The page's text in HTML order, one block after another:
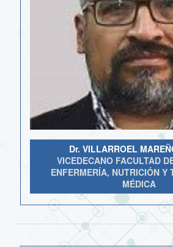
Dr. VILLARROEL
VICEDECANO FACULTAD
ENFERMERÍA, NUTRICIÓN Y
MÉDICA